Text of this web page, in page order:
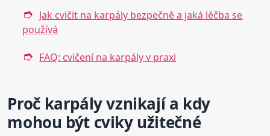
Jak cvičit na karpály bezpečně a jaká léčba se
používá
FAQ: cvičení na karpály v praxi
Proč karpály vznikají a kdy
mohou být cviky užitečné